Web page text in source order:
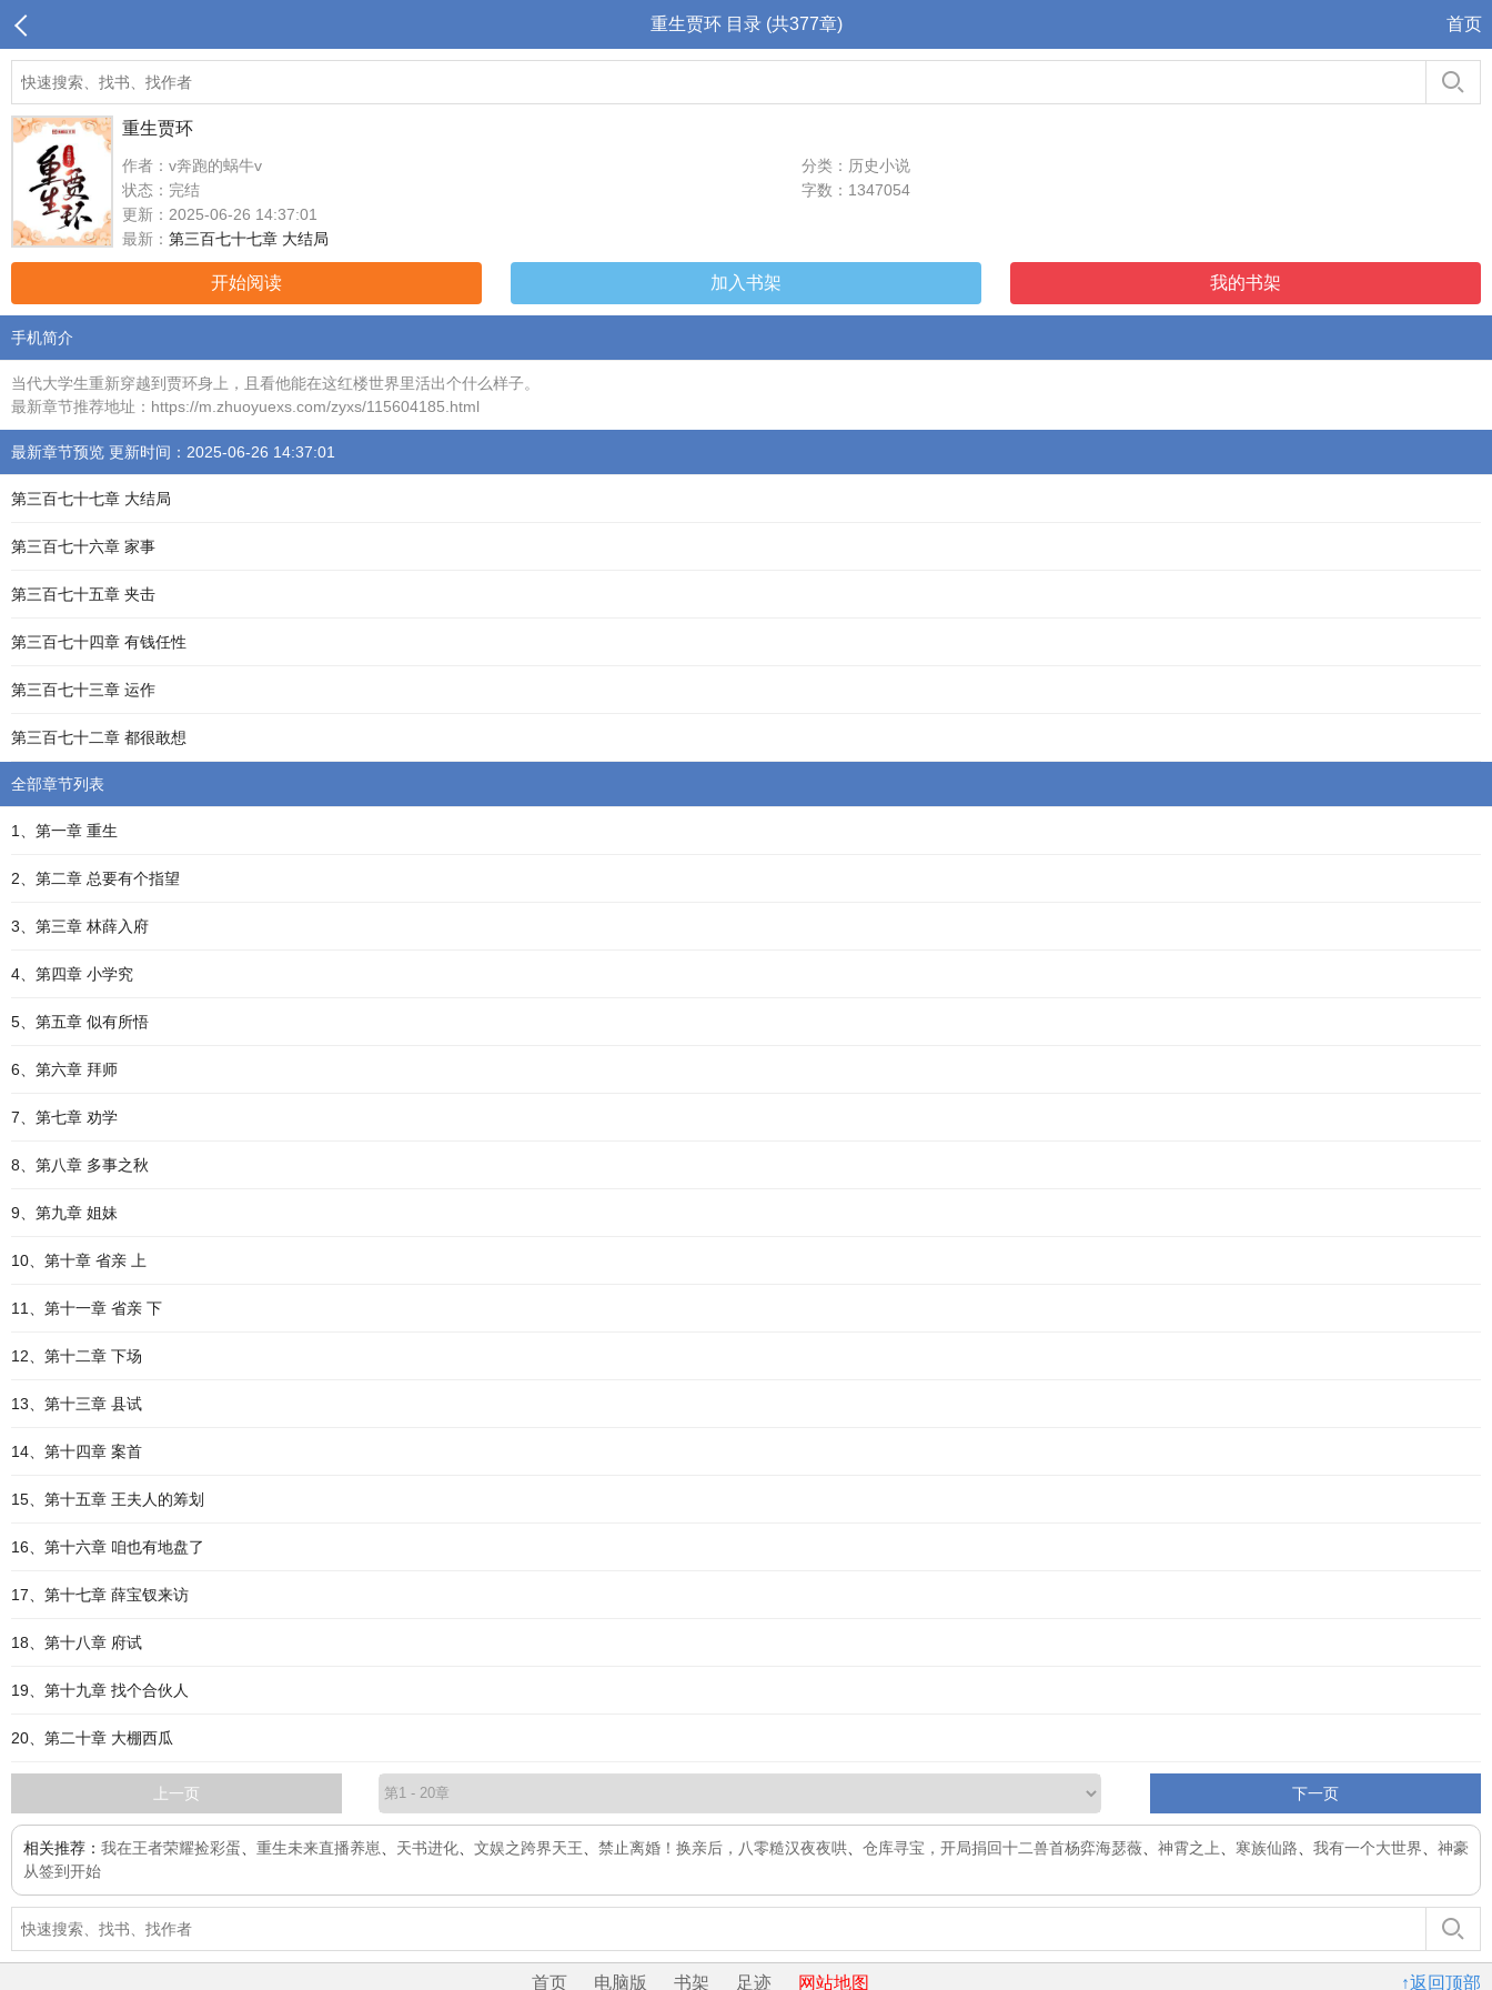
重生贾环 目录 (共377章) 首页
重生贾环
作者：v奔跑的蜗牛v
分类：历史小说
状态：完结
字数：1347054
更新：2025-06-26 14:37:01
最新： 第三百七十七章 大结局
开始阅读 加入书架 我的书架
手机简介
当代大学生重新穿越到贾环身上，且看他能在这红楼世界里活出个什么样子。
最新章节推荐地址：https://m.zhuoyuexs.com/zyxs/115604185.html
最新章节预览 更新时间：2025-06-26 14:37:01
第三百七十七章 大结局
第三百七十六章 家事
第三百七十五章 夹击
第三百七十四章 有钱任性
第三百七十三章 运作
第三百七十二章 都很敢想
全部章节列表
1、第一章 重生
2、第二章 总要有个指望
3、第三章 林薛入府
4、第四章 小学究
5、第五章 似有所悟
6、第六章 拜师
7、第七章 劝学
8、第八章 多事之秋
9、第九章 姐妹
10、第十章 省亲 上
11、第十一章 省亲 下
12、第十二章 下场
13、第十三章 县试
14、第十四章 案首
15、第十五章 王夫人的筹划
16、第十六章 咱也有地盘了
17、第十七章 薛宝钗来访
18、第十八章 府试
19、第十九章 找个合伙人
20、第二十章 大棚西瓜
上一页 下一页
相关推荐： 我在王者荣耀捡彩蛋 重生未来直播养崽 天书进化 文娱之跨界天王 禁止离婚！换亲后，八零糙汉夜夜哄 仓库寻宝，开局捐回十二兽首杨弈海瑟薇 神霄之上 寒族仙路 我有一个大世界
神豪
从签到开始
↑返回顶部
首页 电脑版 书架 足迹 网站地图